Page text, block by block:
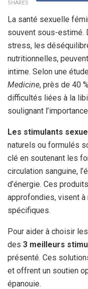
SHARES
La santé sexuelle
souvent sous-estimé.
stress, les
nutritionnelles,
intime. Selon une
Medicine, près de 40
difficultés liées à la
soulignant
Les stimulants
naturels ou formulés
clé en soutenant les
circulation sanguine,
d’énergie. Ces
approfondies, visent
spécifiques.
Pour aider à choisir
des 3 meilleurs
présenté. Ces
et offrent un soutien
épanouie.